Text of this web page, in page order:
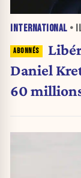
INTERNATIONAL •
Daniel
60